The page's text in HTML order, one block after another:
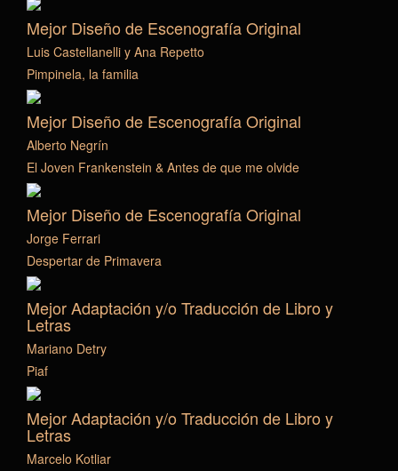
Mejor Diseño de Escenografía Original
Luis Castellanelli y Ana Repetto
Pimpinela, la familia
Mejor Diseño de Escenografía Original
Alberto Negrín
El Joven Frankenstein & Antes de que me olvide
Mejor Diseño de Escenografía Original
Jorge Ferrari
Despertar de Primavera
Mejor Adaptación y/o Traducción de Libro y
Letras
Mariano Detry
Piaf
Mejor Adaptación y/o Traducción de Libro y
Letras
Marcelo Kotliar